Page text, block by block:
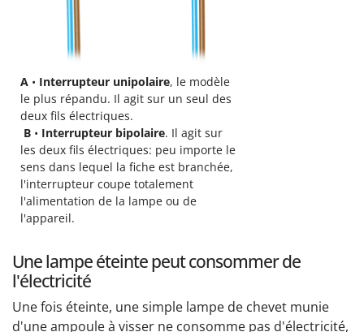
A • Interrupteur unipolaire, le modèle
le plus répandu. Il agit sur un seul des
deux fils électriques.
B • Interrupteur bipolaire. Il agit sur
les deux fils électriques: peu importe le
sens dans lequel la fiche est branchée,
l'interrupteur coupe totalement
l'alimentation de la lampe ou de
l'appareil.
Une lampe éteinte peut consommer de
l'électricité
Une fois éteinte, une simple lampe de chevet munie
d'une ampoule à visser ne consomme pas d'électricité,